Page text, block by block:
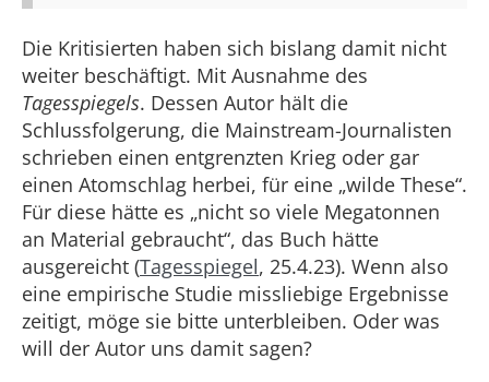
Die Kritisierten haben sich bislang damit nicht
weiter beschäftigt. Mit Ausnahme des
Tagesspiegels. Dessen Autor hält die
Schlussfolgerung, die Mainstream-Journalisten
schrieben einen entgrenzten Krieg oder gar
einen Atomschlag herbei, für eine „wilde These“.
Für diese hätte es „nicht so viele Megatonnen
an Material gebraucht“, das Buch hätte
ausgereicht (Tagesspiegel, 25.4.23). Wenn also
eine empirische Studie missliebige Ergebnisse
zeitigt, möge sie bitte unterbleiben. Oder was
will der Autor uns damit sagen?